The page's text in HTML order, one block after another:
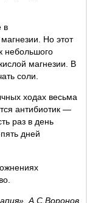
в
Но этот
небольшого
магнезии. В
соли.
ходах весьма
антибиотик —
раз в день
дней
А.С.Воронов